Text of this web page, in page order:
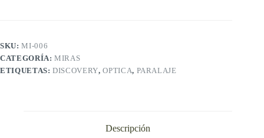
SKU:MI-006
CATEGORÍA:MIRAS
ETIQUETAS:DISCOVERY,OPTICA, PARALAJE
Descripción